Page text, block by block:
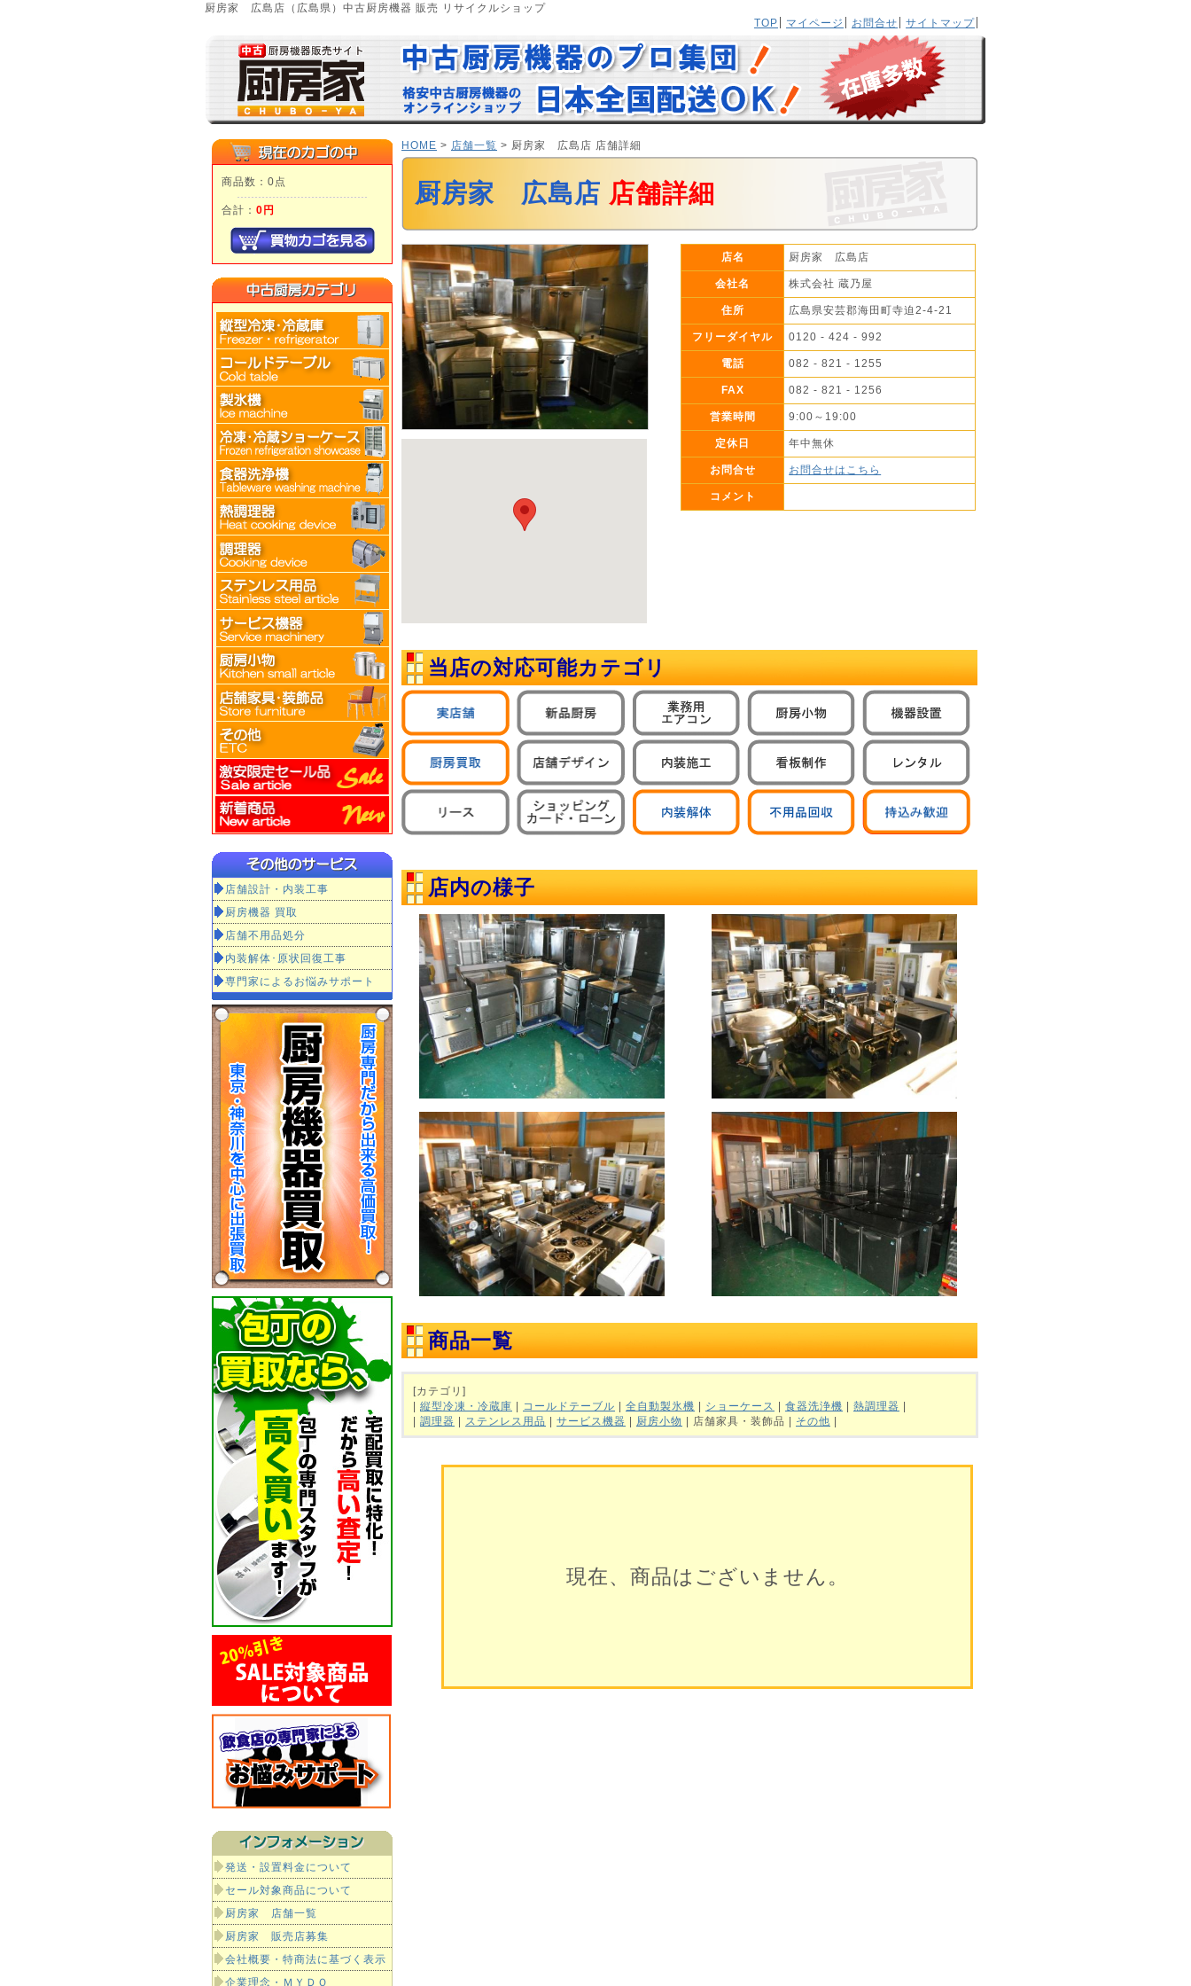
厨房家 広島店（広島県）中古厨房機器 販売 リサイクルショップ
TOP
マイページ お問合せ サイトマップ
商品数：0点
合計： 0円
店舗設計・内装工事
厨房機器 買取
店舗不用品処分
内装解体･原状回復工事
専門家によるお悩みサポート
発送・設置料金について
セール対象商品について
厨房家 店舗一覧
厨房家 販売店募集
会社概要・特商法に基づく表示
企業理念・ＭＹＤＯ
HOME > 店舗一覧 > 厨房家 広島店 店舗詳細
厨房家 広島店 店舗詳細
店名 厨房家 広島店
会社名 株式会社 蔵乃屋
住所 広島県安芸郡海田町寺迫2-4-21
フリーダイヤル 0120 - 424 - 992
電話 082 - 821 - 1255
FAX 082 - 821 - 1256
営業時間 9:00～19:00
定休日 年中無休
お問合せ お問合せはこちら
コメント
当店の対応可能カテゴリ
店内の様子
商品一覧
[カテゴリ]
| 縦型冷凍・冷蔵庫 | コールドテーブル | 全自動製氷機 | ショーケース | 食器洗浄機 | 熱調理器 |
| 調理器 | ステンレス用品 | サービス機器 | 厨房小物 | 店舗家具・装飾品 | その他 |
現在、商品はございません。